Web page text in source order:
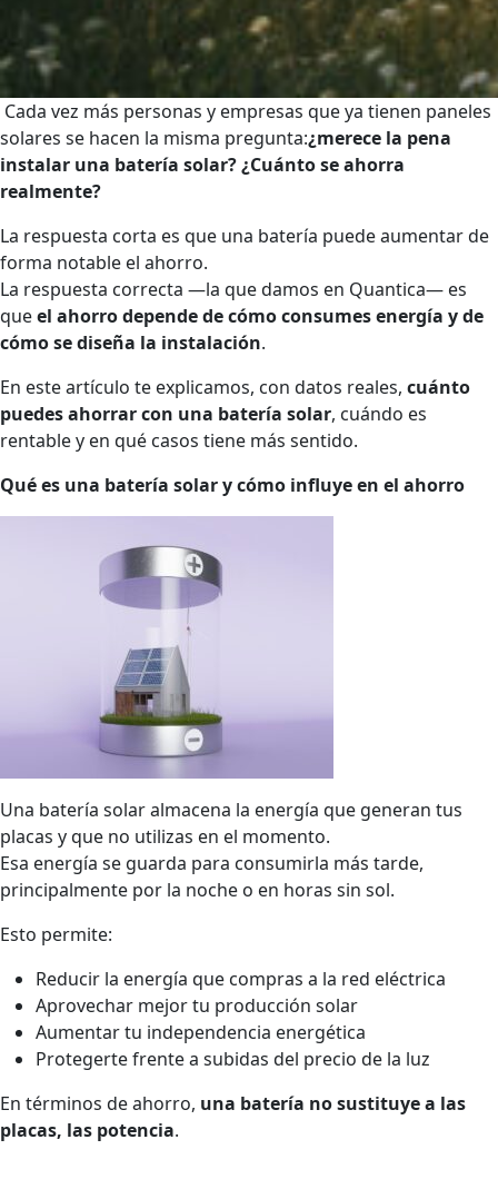
Cada vez más personas y empresas que ya tienen paneles
solares se hacen la misma pregunta:¿merece la pena
instalar una batería solar? ¿Cuánto se ahorra
realmente?
La respuesta corta es que una batería puede aumentar de
forma notable el ahorro.
La respuesta correcta —la que damos en Quantica— es
queel ahorro depende de cómo consumes energía y de
cómo se diseña la instalación.
En este artículo te explicamos, con datos reales, cuánto
puedes ahorrar con una batería solar, cuándo es
rentable y en qué casos tiene más sentido.
Qué es una batería solar y cómo influye en el ahorro
Una batería solar almacena la energía que generan tus
placas y que no utilizas en el momento.
Esa energía se guarda para consumirla más tarde,
principalmente por la noche o en horas sin sol.
Esto permite:
Reducir la energía que compras a la red eléctrica
Aprovechar mejor tu producción solar
Aumentar tu independencia energética
Protegerte frente a subidas del precio de la luz
En términos de ahorro, una batería no sustituye a las
placas, las potencia.